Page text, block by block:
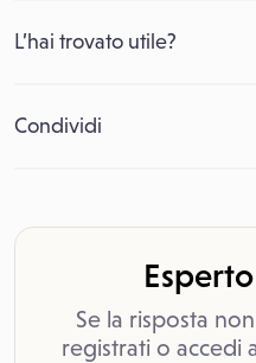
L’hai trovato utile?
Condividi
Se la risposta
registrati o accedi